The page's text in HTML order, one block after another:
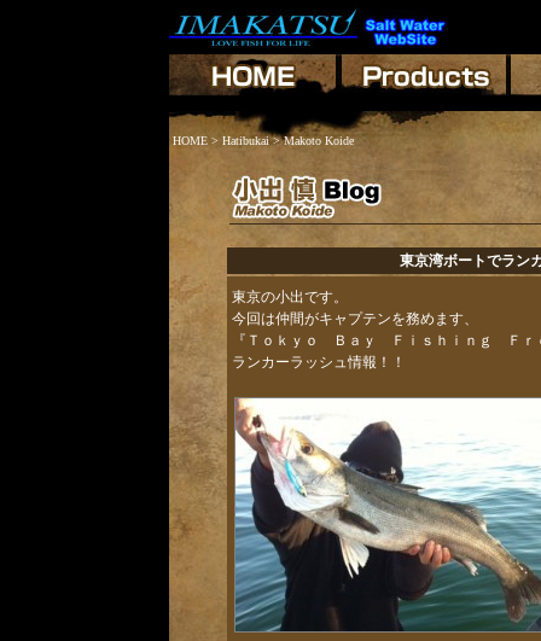
HOME > Hatibukai> Makoto Koide
東京湾ボートでラン
東京の小出です。
今回は仲間がキャプテンを務めます、
『Ｔｏｋｙｏ Ｂａｙ Ｆｉｓｈｉｎｇ Ｆｒ
ランカーラッシュ情報！！